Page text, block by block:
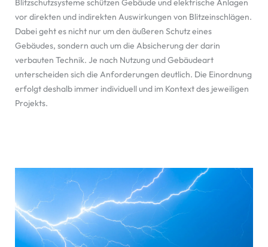
Blitzschutzsysteme schützen Gebäude und elektrische Anlagen
vor direkten und indirekten Auswirkungen von Blitzeinschlägen.
Dabei geht es nicht nur um den äußeren Schutz eines
Gebäudes, sondern auch um die Absicherung der darin
verbauten Technik. Je nach Nutzung und Gebäudeart
unterscheiden sich die Anforderungen deutlich. Die Einordnung
erfolgt deshalb immer individuell und im Kontext des jeweiligen
Projekts.